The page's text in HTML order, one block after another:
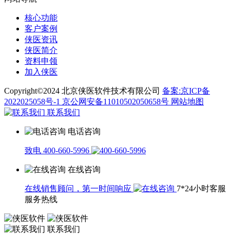
核心功能
客户案例
侠医资讯
侠医简介
资料申领
加入侠医
Copyright©2024 北京侠医软件技术有限公司 备案:京ICP备
2022025058号-1 京公网安备11010502050658号 网站地图
联系我们
电话咨询
致电 400-660-5996
在线咨询
在线销售顾问，第一时间响应
7*24小时客服
服务热线
联系我们